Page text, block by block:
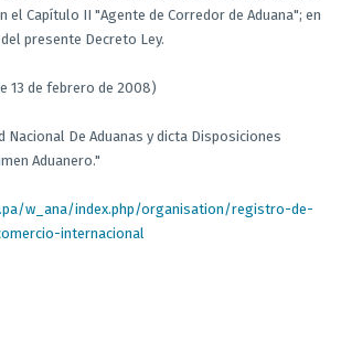
el Capítulo II "Agente de Corredor de Aduana"; en
presente Decreto Ley.
13 de febrero de 2008)
Nacional De Aduanas y dicta Disposiciones
Aduanero."
w_ana/index.php/organisation/registro-de-
internacional